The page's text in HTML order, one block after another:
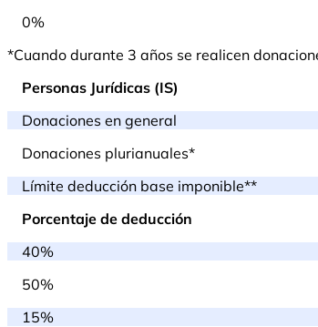
0%
*Cuando durante 3 años se realicen
Personas Jurídicas (IS)
Donaciones en general
Donaciones plurianuales*
Límite deducción base imponible**
Porcentaje de deducción
40%
50%
15%